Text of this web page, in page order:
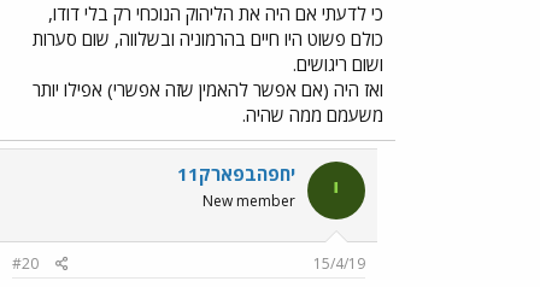
כי לדעתי אם היה את הליהוק הנוכחי רק בלי דודו,
כולם פשוט היו חיים בהרמוניה ובשלווה, שום סערות
ושום ריגושים.
ואז היה (אם אפשר להאמין שזה אפשרי) אפילו יותר
משעמם ממה שהיה.
י יחפהבפארק11
New member
15/4/19
#20